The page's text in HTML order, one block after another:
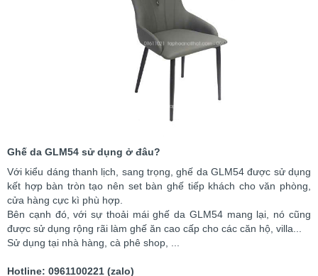
Ghế da GLM54 sử dụng ở đâu?
Với kiểu dáng thanh lịch, sang trọng, ghế da GLM54 được sử dụng
kết hợp bàn tròn tạo nên set bàn ghế tiếp khách cho văn phòng,
cửa hàng cực kì phù hợp.
Bên cạnh đó, với sự thoải mái ghế da GLM54 mang lại, nó cũng
được sử dụng rộng rãi làm ghế ăn cao cấp cho các căn hộ, villa...
Sử dụng tại nhà hàng, cà phê shop, ...
Hotline: 0961100221 (zalo)